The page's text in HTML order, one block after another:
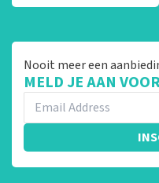
Nooit meer een
MELD JE AAN